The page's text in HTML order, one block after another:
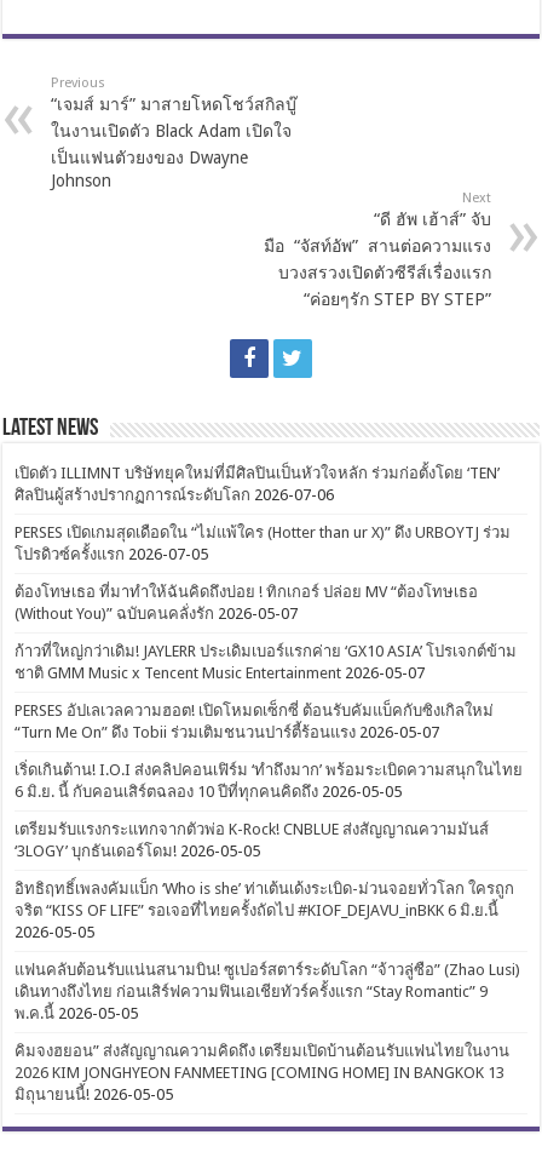
Previous
“เจมส์ มาร์” มาสายโหดโชว์สกิลบู๊
ในงานเปิดตัว Black Adam เปิดใจ
เป็นแฟนตัวยงของ Dwayne
Johnson
Next
“ดี ฮัพ เฮ้าส์” จับ
มือ “จัสท์อัพ” สานต่อความแรง
บวงสรวงเปิดตัวซีรีส์เรื่องแรก
“ค่อยๆรัก STEP BY STEP”
Latest News
เปิดตัว ILLIMNT บริษัทยุคใหม่ที่มีศิลปินเป็นหัวใจหลัก ร่วมก่อตั้งโดย ‘TEN’
ศิลปินผู้สร้างปรากฏการณ์ระดับโลก 2026-07-06
PERSES เปิดเกมสุดเดือดใน “ไม่แพ้ใคร (Hotter than ur X)” ดึง URBOYTJ ร่วม
โปรดิวซ์ครั้งแรก 2026-07-05
ต้องโทษเธอ ที่มาทำให้ฉันคิดถึงบ่อย ! ทิกเกอร์ ปล่อย MV “ต้องโทษเธอ
(Without You)” ฉบับคนคลั่งรัก 2026-05-07
ก้าวที่ใหญ่กว่าเดิม! JAYLERR ประเดิมเบอร์แรกค่าย ‘GX10 ASIA’ โปรเจกต์ข้าม
ชาติ GMM Music x Tencent Music Entertainment 2026-05-07
PERSES อัปเลเวลความฮอต! เปิดโหมดเซ็กซี่ ต้อนรับคัมแบ็คกับซิงเกิลใหม่
“Turn Me On” ดึง Tobii ร่วมเติมชนวนปาร์ตี้ร้อนแรง 2026-05-07
เริ่ดเกินต้าน! I.O.I ส่งคลิปคอนเฟิร์ม ‘ทำถึงมาก’ พร้อมระเบิดความสนุกในไทย
6 มิ.ย. นี้ กับคอนเสิร์ตฉลอง 10 ปีที่ทุกคนคิดถึง 2026-05-05
เตรียมรับแรงกระแทกจากตัวพ่อ K-Rock! CNBLUE ส่งสัญญาณความมันส์
‘3LOGY’ บุกธันเดอร์โดม! 2026-05-05
อิทธิฤทธิ์เพลงคัมแบ็ก ‘Who is she’ ท่าเต้นเด้งระเบิด-ม่วนจอยทั่วโลก ใครถูก
จริต “KISS OF LIFE” รอเจอที่ไทยครั้งถัดไป #KIOF_DEJAVU_inBKK 6 มิ.ย.นี้
2026-05-05
แฟนคลับต้อนรับแน่นสนามบิน! ซูเปอร์สตาร์ระดับโลก “จ้าวลู่ซือ” (Zhao Lusi)
เดินทางถึงไทย ก่อนเสิร์ฟความฟินเอเชียทัวร์ครั้งแรก “Stay Romantic” 9
พ.ค.นี้ 2026-05-05
คิมจงฮยอน” ส่งสัญญาณความคิดถึง เตรียมเปิดบ้านต้อนรับแฟนไทยในงาน
2026 KIM JONGHYEON FANMEETING [COMING HOME] IN BANGKOK 13
มิถุนายนนี้! 2026-05-05